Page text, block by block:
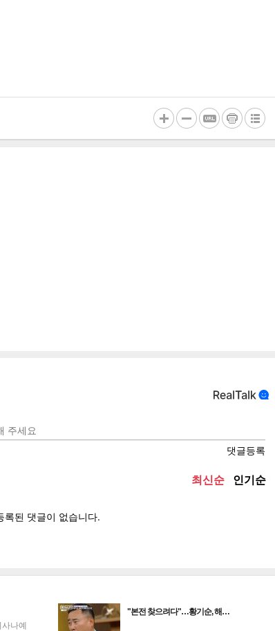
게 소
인쇄 목록
나예
"본전 찾으려다"…황기순, 해…